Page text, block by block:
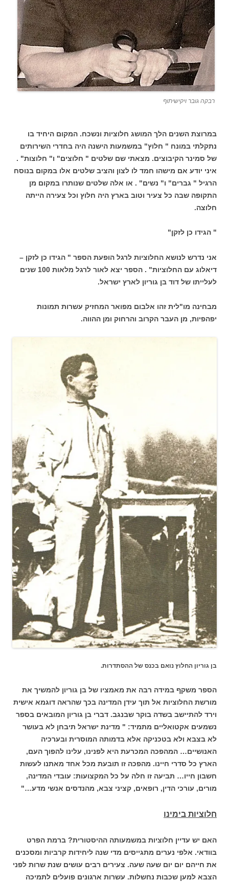
רבקה גובר ויקישיתוף
במרוצת השנים הלך המושג חלוציות ונשכח. המקום היחיד בו
נתקלתי במונח " חלוץ" במשמעות הישנה היה בחדרי השירותים
של סמינר הקיבוצים. מצאתי שם שלטים " חלוצים" ו" חלוצות" .
איני יודע אם מישהו חמד לו לצון והציב שלטים אלו במקום בנוסח
הרגיל " גברים" ו" נשים" . או אלה שלטים שנותרו במקום מן
התקופה שבה כל צעיר וטוב בארץ היה חלוץ וכל צעירה הייתה
חלוצה.
" הגידו כן לזקן"
אני נדרש לנושא החלוציות לרגל הופעת הספר " הגידו כן לזקן –
דיאלוג עם החלוציות" . הספר יצא לאור לרגל מלאות 100 שנים
לעלייתו של דוד בן גוריון לארץ ישראל.
מבחינה מו"לית זהו אלבום מפואר המחזיק עשרות תמונות
יפהפיות, מן העבר הקרוב והרחוק ומן ההווה.
בן גוריון החלוץ נואם בכנס של ההסתדרות.
הספר משקף במידה רבה את מאמציו של בן גוריון להמשיך את
מורשת החלוציות אל תוך עידן המדינה בכך שהראה דוגמא אישית
וירד להתיישב בשדה בוקר שבנגב. דברי בן גוריון המובאים בספר
נשמעים אקטואליים מתמיד: " מדינת ישראל תיבחן לא בעושר
לא בצבא ולא בטכניקה אלא בדמותה המוסרית ובערכיה
האנושיים… המהפכה המכרעת היא לפנינו, עלינו להפוך העם,
הארץ כל סדרי חיינו. מהפכה זו תובעת מכל אחד מאתנו לעשות
חשבון חייו… תביעה זו חלה על כל המקצועות: עובדי המדינה,
מורים, עורכי הדין, רופאים, קציני צבא, מהנדסים אנשי מדע…"
חלוציות בימינו
האם יש עדיין חלוציות במשמעותה ההיסטורית? ברמת הפרט
בוודאי. אלפי נערים מתגייסים מדי שנה ליחידות קרביות ומסכנים
את חייהם יום יום שעה שעה. צעירים רבים עושים שנת שרות לפני
הצבא למען שכבות נחשלות. עשרות ארגונים פועלים לתמיכה